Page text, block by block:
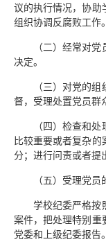
议的执行情况，协助
组织协调反腐败工作。
（二）经常对
决定。
（三）对党的
督，受理处置党员群
（四）检查和
比较重要或者复杂
分；进行问责或者提
（五）受理党
学校纪委严格按
案件，把处理特别重
党委和上级纪委报告。